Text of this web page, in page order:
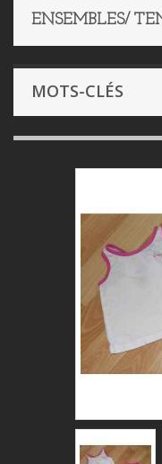
ENSEMBLES/
MOTS-CLÉS